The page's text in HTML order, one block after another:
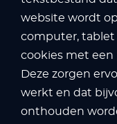
website wordt
computer, tablet
cookies met
Deze zorgen
werkt en dat
onthouden